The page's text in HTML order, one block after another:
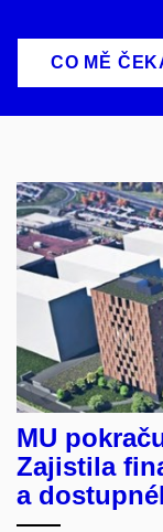
CO MĚ
MU
Zajistila
a